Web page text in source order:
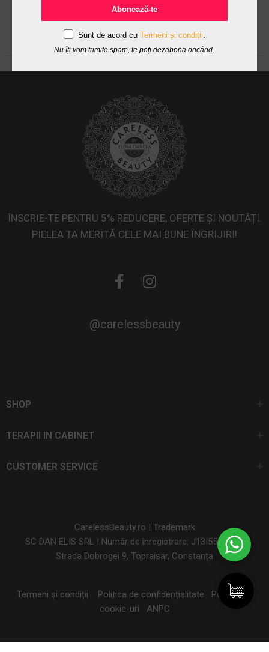
ÎNSCRIE-TE PENTRU 5% REDUCERE, OFERTE ȘI NOUTĂȚI.
PIELEA TA MERITĂ CELE MAI BUNE ÎNGRIJIRI!
@carelessbeauty
SHOP
TERAPII IN CABINET
CUSTOMER SERVICE
CarelessBeauty.ro | Trademark
SC DAN ELIS SRL | Număr de înregistrare: J13I551I1992
Strada Dobrogei 9, Topraisar, Constanța
Termeni și condiții Politica de confidențialitate
Politica de
cookie-uri
ANPC
Abonează-te
Sunt de acord cu Termeni și condiții
Nu îți vom trimite spam, te poți dezabona oricând.